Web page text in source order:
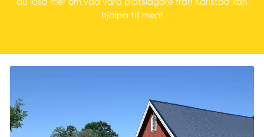
hjälpa till med!